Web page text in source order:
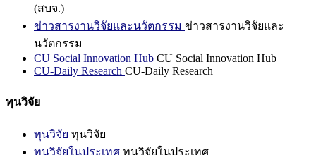
(สบจ.)
ข่าวสารงานวิจัยและนวัตกรรม ข่าวสารงานวิจัยและ
นวัตกรรม
CU Social Innovation Hub CU Social Innovation Hub
CU-Daily Research CU-Daily Research
ทุนวิจัย
ทุนวิจัย ทุนวิจัย
ทุนวิจัยในประเทศ ทุนวิจัยในประเทศ